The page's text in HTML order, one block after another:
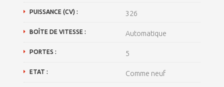
PUISSANCE (CV) : 326
BOÎTE DE VITESSE : Automatique
PORTES : 5
ETAT : Comme neuf